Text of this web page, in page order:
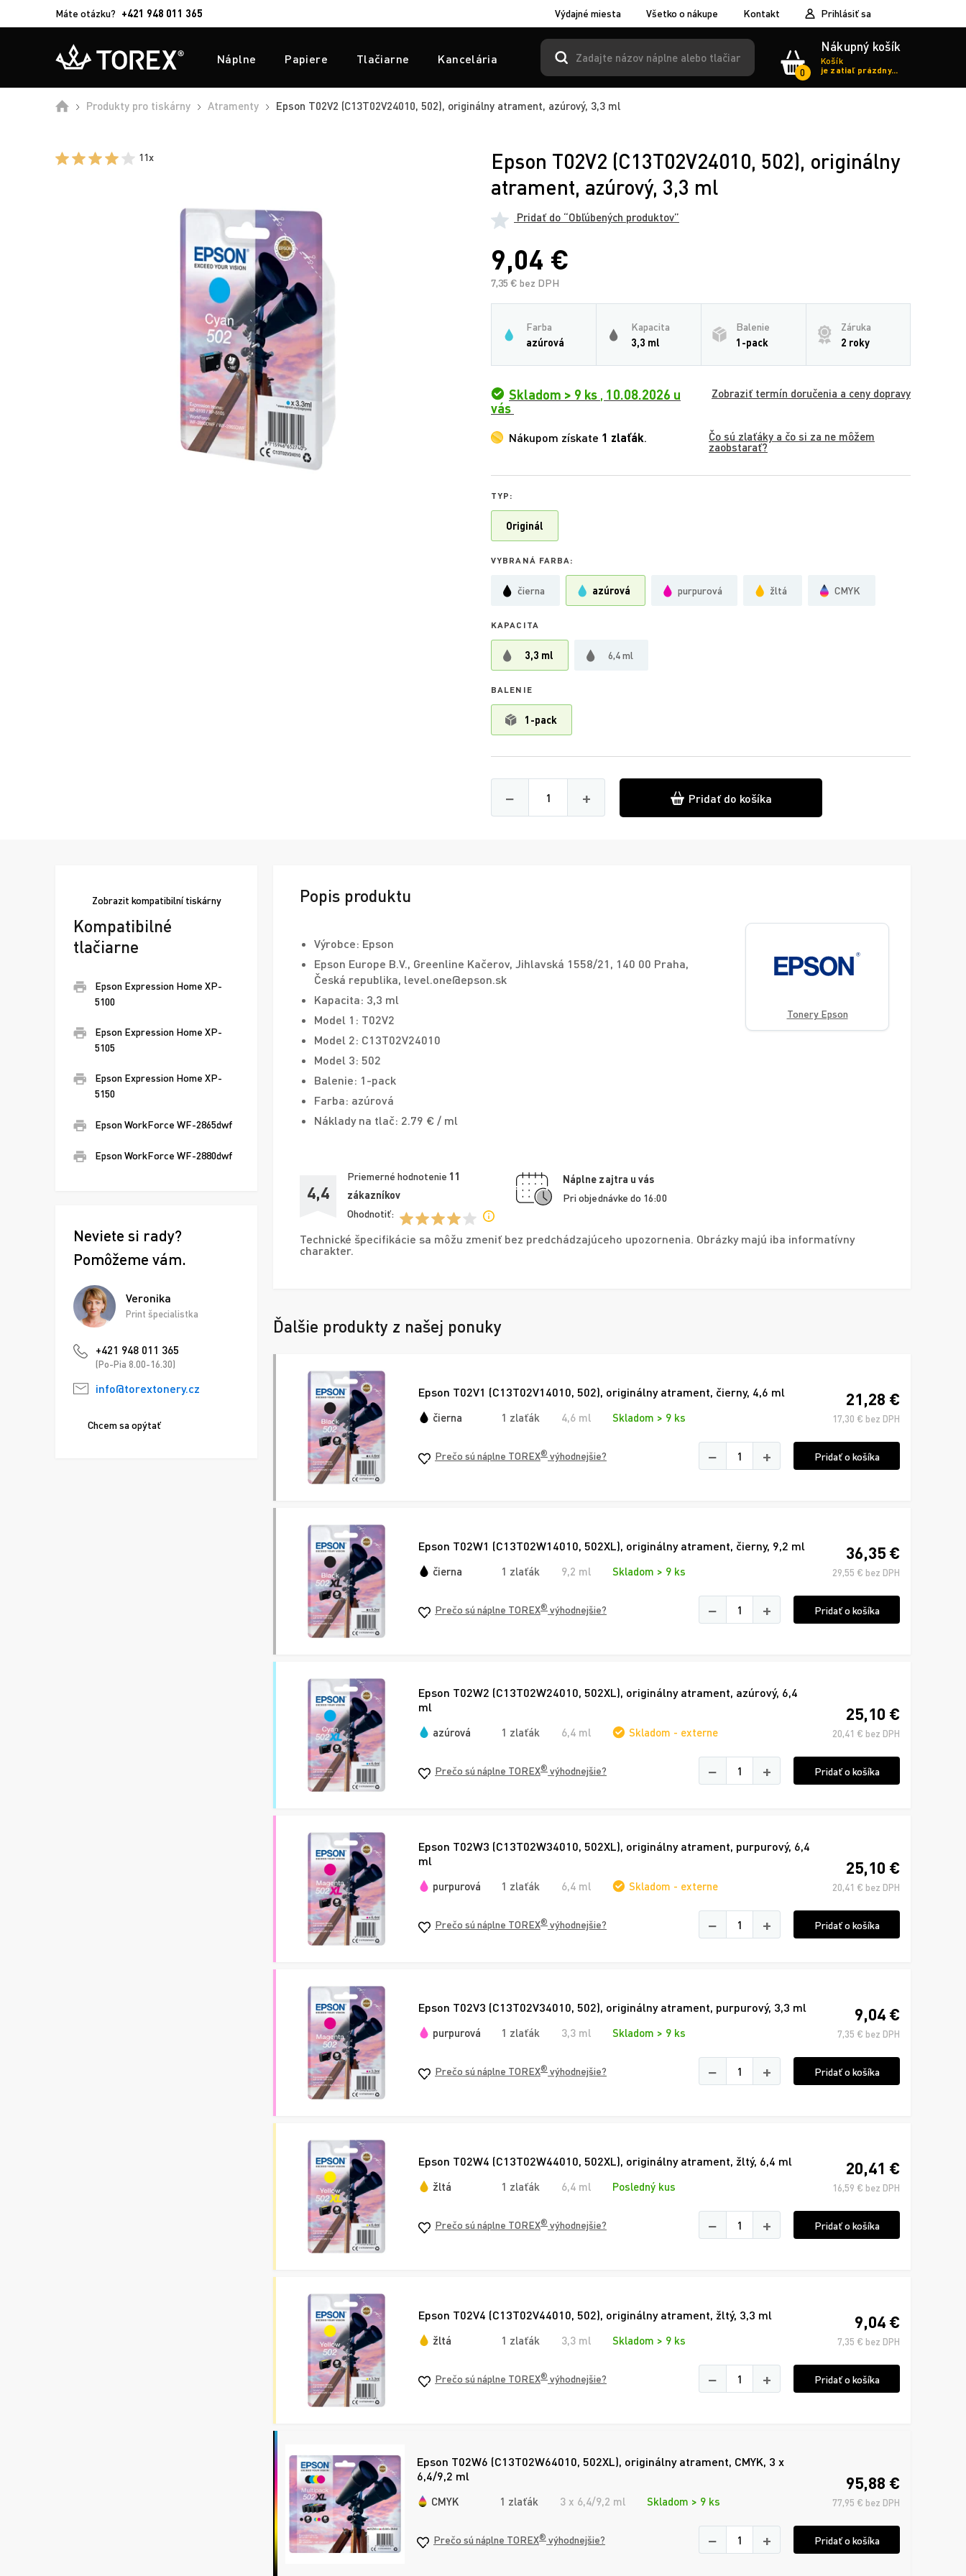
Máte otázku? +421 948 011 365 Výdajné miesta Všetko o nákupe Kontakt Prihlásiť sa
Náplne Papiere Tlačiarne Kancelária
0
Nákupný košík
Košík
je zatiaľ prázdny...
Produkty pro tiskárny Atramenty Epson T02V2 (C13T02V24010, 502), originálny atrament, azúrový, 3,3 ml
11x
Epson T02V2 (C13T02V24010, 502), originálny
atrament, azúrový, 3,3 ml
Pridať do “Obľúbených produktov”
9,04 €
7,35 € bez DPH
Farba
azúrová
Kapacita
3,3 ml
Balenie
1-pack
Záruka
2 roky
Skladom > 9 ks , 10.08.2026 u
vás
Zobraziť termín doručenia a ceny dopravy
Nákupom získate 1 zlaťák.
Čo sú zlaťáky a čo si za ne môžem
zaobstarať?
TYP:
Originál
VYBRANÁ FARBA:
čierna azúrová purpurová žltá CMYK
KAPACITA
3,3 ml 6,4 ml
BALENIE
1-pack
−
Množství
+ Pridať do košíka
Zobrazit kompatibilní tiskárny
Kompatibilné
tlačiarne
Epson Expression Home XP-
5100
Epson Expression Home XP-
5105
Epson Expression Home XP-
5150
Epson WorkForce WF-2865dwf
Epson WorkForce WF-2880dwf
Neviete si rady?
Pomôžeme vám.
Veronika
Print špecialistka
+421 948 011 365
(Po-Pia 8.00-16.30)
info@torextonery.cz
Chcem sa opýtať
Popis produktu
Výrobce: Epson
Epson Europe B.V., Greenline Kačerov, Jihlavská 1558/21, 140 00 Praha,
Česká republika, level.one@epson.sk
Kapacita: 3,3 ml
Model 1: T02V2
Model 2: C13T02V24010
Model 3: 502
Balenie: 1-pack
Farba: azúrová
Náklady na tlač: 2.79 € / ml
4,4
Priemerné hodnotenie 11
zákazníkov
Ohodnotiť:
Náplne zajtra u vás
Pri objednávke do 16:00
Tonery Epson
Technické špecifikácie sa môžu zmeniť bez predchádzajúceho upozornenia. Obrázky majú iba informatívny
charakter.
Ďalšie produkty z našej ponuky
Epson T02V1 (C13T02V14010, 502), originálny atrament, čierny, 4,6 ml
čierna 1 zlaťák 4,6 ml Skladom > 9 ks
21,28 €
17,30 € bez DPH
Prečo sú náplne TOREX® výhodnejšie? − + Pridať o košíka
Epson T02W1 (C13T02W14010, 502XL), originálny atrament, čierny, 9,2 ml
čierna 1 zlaťák 9,2 ml Skladom > 9 ks
36,35 €
29,55 € bez DPH
Prečo sú náplne TOREX® výhodnejšie? − + Pridať o košíka
Epson T02W2 (C13T02W24010, 502XL), originálny atrament, azúrový, 6,4
ml
azúrová 1 zlaťák 6,4 ml Skladom - externe
25,10 €
20,41 € bez DPH
Prečo sú náplne TOREX® výhodnejšie? − + Pridať o košíka
Epson T02W3 (C13T02W34010, 502XL), originálny atrament, purpurový, 6,4
ml
purpurová 1 zlaťák 6,4 ml Skladom - externe
25,10 €
20,41 € bez DPH
Prečo sú náplne TOREX® výhodnejšie? − + Pridať o košíka
Epson T02V3 (C13T02V34010, 502), originálny atrament, purpurový, 3,3 ml
purpurová 1 zlaťák 3,3 ml Skladom > 9 ks
9,04 €
7,35 € bez DPH
Prečo sú náplne TOREX® výhodnejšie? − + Pridať o košíka
Epson T02W4 (C13T02W44010, 502XL), originálny atrament, žltý, 6,4 ml
žltá 1 zlaťák 6,4 ml Posledný kus
20,41 €
16,59 € bez DPH
Prečo sú náplne TOREX® výhodnejšie? − + Pridať o košíka
Epson T02V4 (C13T02V44010, 502), originálny atrament, žltý, 3,3 ml
žltá 1 zlaťák 3,3 ml Skladom > 9 ks
9,04 €
7,35 € bez DPH
Prečo sú náplne TOREX® výhodnejšie? − + Pridať o košíka
Epson T02W6 (C13T02W64010, 502XL), originálny atrament, CMYK, 3 x
6,4/9,2 ml
CMYK 1 zlaťák 3 x 6,4/9,2 ml Skladom > 9 ks
95,88 €
77,95 € bez DPH
Prečo sú náplne TOREX® výhodnejšie? − + Pridať o košíka